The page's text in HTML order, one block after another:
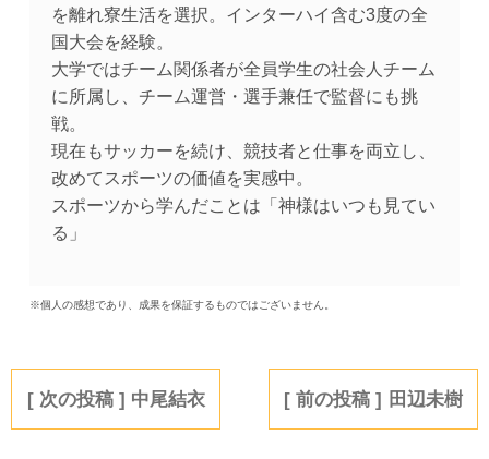
を離れ寮生活を選択。インターハイ含む3度の全
国大会を経験。
大学ではチーム関係者が全員学生の社会人チーム
に所属し、チーム運営・選手兼任で監督にも挑
戦。
現在もサッカーを続け、競技者と仕事を両立し、
改めてスポーツの価値を実感中。
スポーツから学んだことは「神様はいつも見てい
る」
※個人の感想であり、成果を保証するものではございません。
中尾結衣 田辺未樹